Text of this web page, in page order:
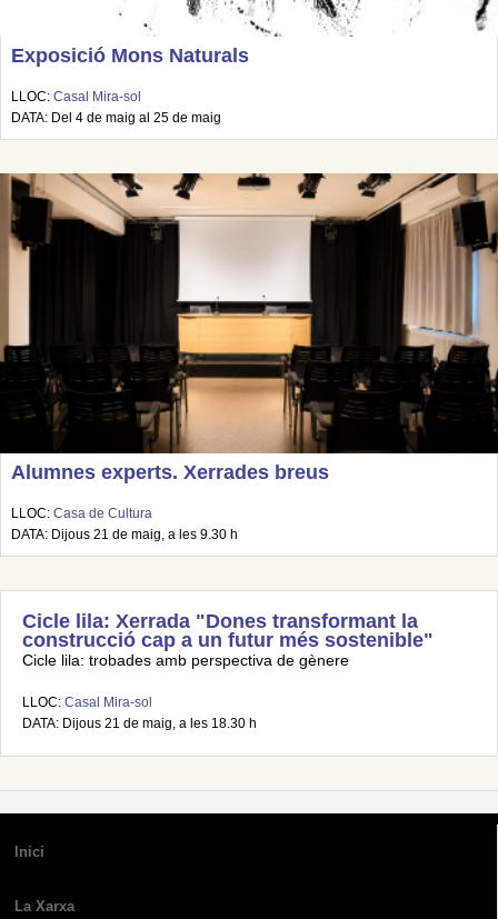
Exposició Mons Naturals
LLOC: Casal Mira-sol
DATA: Del 4 de maig al 25 de maig
Alumnes experts. Xerrades breus
LLOC: Casa de Cultura
DATA: Dijous 21 de maig, a les 9.30 h
Cicle lila: Xerrada "Dones transformant la
construcció cap a un futur més sostenible"
Cicle lila: trobades amb perspectiva de gènere
LLOC: Casal Mira-sol
DATA: Dijous 21 de maig, a les 18.30 h
Inici
La Xarxa